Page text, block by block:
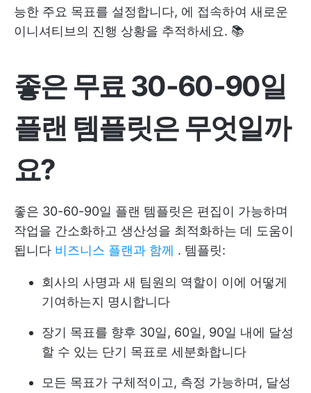
능한 주요 목표를 설정합니다, 에 접속하여 새로운
이니셔티브의 진행 상황을 추적하세요. 📚
좋은 무료 30-60-90일
플랜 템플릿은 무엇일까
요?
좋은 30-60-90일 플랜 템플릿은 편집이 가능하며
작업을 간소화하고 생산성을 최적화하는 데 도움이
됩니다 비즈니스 플랜과 함께 . 템플릿:
회사의 사명과 새 팀원의 역할이 이에 어떻게
기여하는지 명시합니다
장기 목표를 향후 30일, 60일, 90일 내에 달성
할 수 있는 단기 목표로 세분화합니다
모든 목표가 구체적이고, 측정 가능하며, 달성